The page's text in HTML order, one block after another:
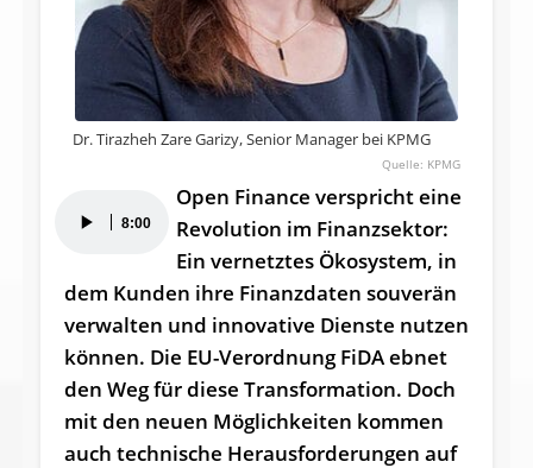
Dr. Tirazheh Zare Garizy, Senior Manager bei KPMG
KPMG
Player 8:00
Open Finance verspricht eine
Revolution im Finanzsektor:
Ein vernetztes Ökosystem, in
dem Kunden ihre Finanzdaten souverän
verwalten und innovative Dienste nutzen
können. Die EU-Verordnung FiDA ebnet
den Weg für diese Transformation. Doch
mit den neuen Möglichkeiten kommen
auch technische Herausforderungen auf